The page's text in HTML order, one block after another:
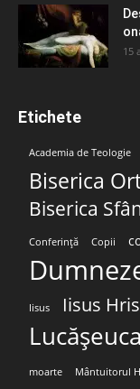
15
Etichete
Academia de Teologie
Biserica
Biserica
Conferință Copii
Iisus Iisus
Lucășeuca
moarte Mântuitorul